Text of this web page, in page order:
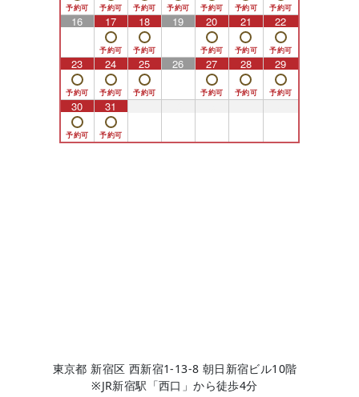
16 17 18 19 20 21 22
23 24 25 26 27 28 29
30 31
東京都 新宿区 西新宿1-13-8 朝日新宿ビル10階
※JR新宿駅「西口」から徒歩4分